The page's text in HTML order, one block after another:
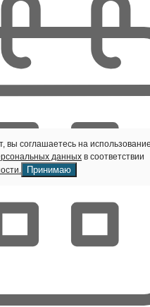
вы соглашаетесь на
данных в соответствии
Принимаю